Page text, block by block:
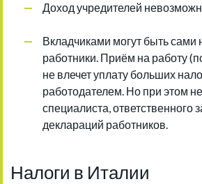
Доход учредителей
Вкладчиками могут быть
работники. Приём на работу
не влечет уплату больших
работодателем. Но при этом
специалиста, ответственного
деклараций работников.
Налоги в Италии